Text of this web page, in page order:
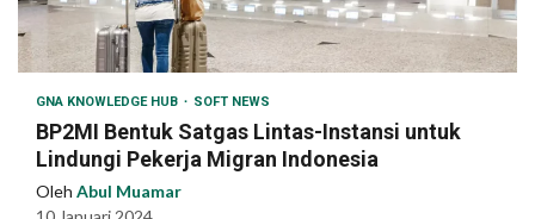
GNA KNOWLEDGE HUB SOFT NEWS
BP2MI Bentuk Satgas Lintas-Instansi untuk
Lindungi Pekerja Migran Indonesia
Oleh Abul Muamar